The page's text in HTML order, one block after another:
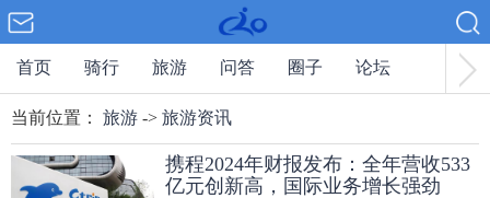
首页 骑行 旅游 问答 圈子 论坛
当前位置： 旅游 -> 旅游资讯
携程2024年财报发布：全年营收533
亿元创新高，国际业务增长强劲